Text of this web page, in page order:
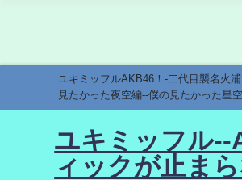
ユキミッフルAKB46！-二代目襲名火
見たかった夜空編--僕の見たかった星
ユキミッフル--
ィックが止ま